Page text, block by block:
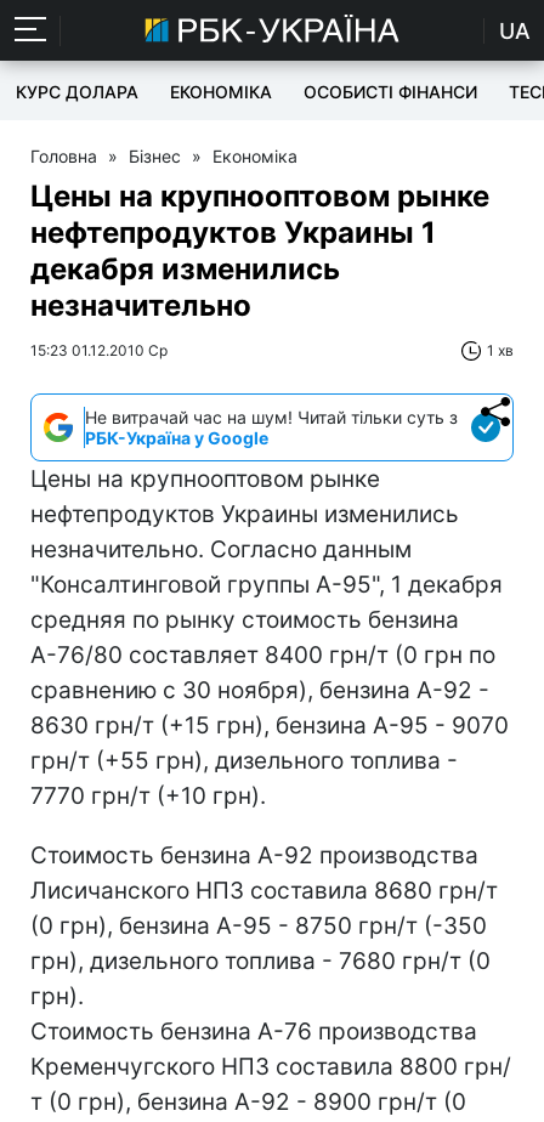
UA
КУРС ДОЛАРА ЕКОНОМІКА ОСОБИСТІ ФІНАНСИ
Головна » Бізнес » Економіка
Цены на крупнооптовом рынке
нефтепродуктов Украины 1
декабря изменились
незначительно
15:23 01.12.2010 Ср 1 хв
Не витрачай час на шум! Читай тільки суть з
РБК-Україна у Google
Цены на крупнооптовом рынке
нефтепродуктов Украины изменились
незначительно. Согласно данным
"Консалтинговой группы А-95", 1 декабря
средняя по рынку стоимость бензина
А-76/80 составляет 8400 грн/т (0 грн по
сравнению с 30 ноября), бензина А-92 -
8630 грн/т (+15 грн), бензина А-95 - 9070
грн/т (+55 грн), дизельного топлива -
7770 грн/т (+10 грн).
Стоимость бензина А-92 производства
Лисичанского НПЗ составила 8680 грн/т
(0 грн), бензина А-95 - 8750 грн/т (-350
грн), дизельного топлива - 7680 грн/т (0
грн).
Стоимость бензина А-76 производства
Кременчугского НПЗ составила 8800 грн/
т (0 грн), бензина А-92 - 8900 грн/т (0